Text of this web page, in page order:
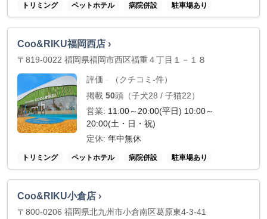
トリミング ペットホテル 病院併設 駐車場あり
Coo&RIKU福岡西店 ›
〒819-0022 福岡県福岡市西区福重４丁目１－１８
評価 -
（クチコミ-件）
掲載 50頭（子犬28 / 子猫22）
営業: 11:00～20:00(平日) 10:00～
20:00(土・日・祝)
定休: 年中無休
トリミング ペットホテル 病院併設 駐車場あり
Coo&RIKU小倉店 ›
〒800-0206 福岡県北九州市小倉南区葛原東4-3-41